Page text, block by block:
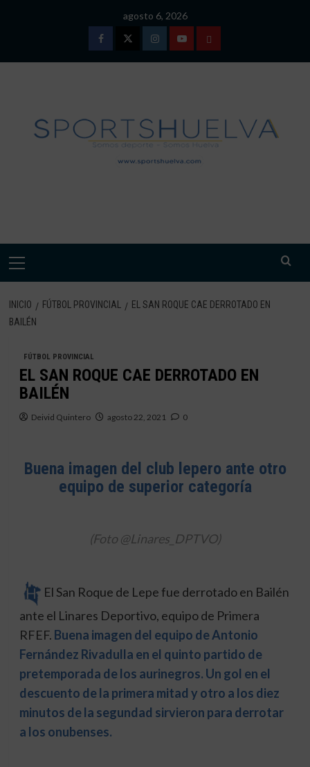
agosto 6, 2026
FacebookTwitterInstagramYoutubeTÉRMINOS
DE
USO
Menú
INICIO FÚTBOL PROVINCIAL
EL SAN ROQUE CAE DERROTADO EN
BAILÉN
FÚTBOL PROVINCIAL
EL SAN ROQUE CAE DERROTADO EN
BAILÉN
Deivid Quintero agosto 22, 2021 0
Buena imagen del club lepero ante otro
equipo de superior categoría
(Foto @Linares_DPTVO)
El San Roque de Lepe fue derrotado en Bailén
ante el Linares Deportivo, equipo de Primera
RFEF. Buena imagen del equipo de Antonio
Fernández Rivadulla en el quinto partido de
pretemporada de los aurinegros. Un gol en el
descuento de la primera mitad y otro a los diez
minutos de la segundad sirvieron para derrotar
a los onubenses.